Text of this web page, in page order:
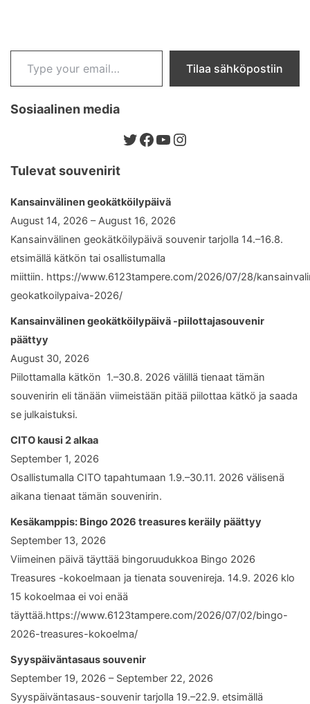
Type your email…
Tilaa sähköpostiin
Sosiaalinen media
Twitter
Facebook
YouTube
Instagram
Tulevat souvenirit
Kansainvälinen geokätköilypäivä
August 14, 2026 – August 16, 2026
Kansainvälinen geokätköilypäivä souvenir tarjolla 14.–16.8.
etsimällä kätkön tai osallistumalla
miittiin. https://www.6123tampere.com/2026/07/28/
geokatkoilypaiva-2026/
Kansainvälinen geokätköilypäivä -piilottajasouvenir
päättyy
August 30, 2026
Piilottamalla kätkön 1.–30.8. 2026 välillä tienaat tämän
souvenirin eli tänään viimeistään pitää piilottaa kätkö ja saada
se julkaistuksi.
CITO kausi 2 alkaa
September 1, 2026
Osallistumalla CITO tapahtumaan 1.9.–30.11. 2026 välisenä
aikana tienaat tämän souvenirin.
Kesäkamppis: Bingo 2026 treasures keräily päättyy
September 13, 2026
Viimeinen päivä täyttää bingoruudukkoa Bingo 2026
Treasures -kokoelmaan ja tienata souvenireja. 14.9. 2026 klo
15 kokoelmaa ei voi enää
täyttää.https://www.6123tampere.com/2026/07/02/bingo-
2026-treasures-kokoelma/
Syyspäiväntasaus souvenir
September 19, 2026 – September 22, 2026
Syyspäiväntasaus-souvenir tarjolla 19.–22.9. etsimällä